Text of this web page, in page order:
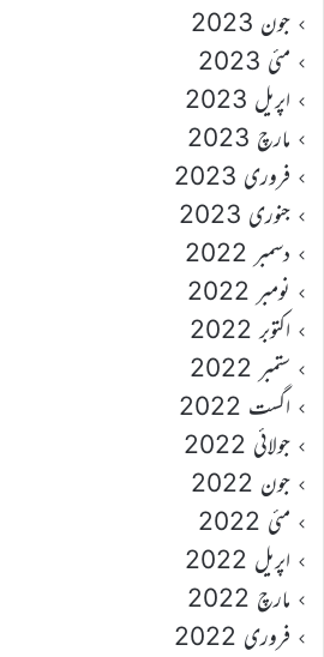
جون 2023
مئی 2023
اپریل 2023
مارچ 2023
فروری 2023
جنوری 2023
دسمبر 2022
نومبر 2022
اکتوبر 2022
ستمبر 2022
اگست 2022
جولائی 2022
جون 2022
مئی 2022
اپریل 2022
مارچ 2022
فروری 2022